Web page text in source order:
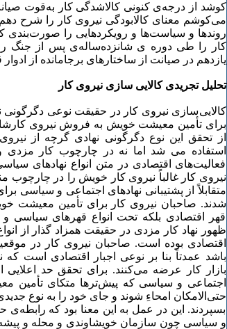
کوشد از درجه‌­ی کنونی کالاشدگی کار به‌­قوت صیانت
می­‌کوشم معنای کالابودگی نیروی کار را شرح
روندها و سیاست‌­ها و رویکردهایی را صورت­‌بندی
کار را طی دوره ­ی شانزده‌­ساله‌­ی پس از جنگ
یازدهم در صیانت از ساختارهای برجامانده از
تحلیل تجریدی کالایی ­سازی نیروی کار
کالایی‌­سازی نیروی کار در حقیقت نوعی دگرگونی
برای تأمین معیشت خویش به فروش نیروی
از تحقق این نوع دگرگونی نهادی گرچه از
استفاده می ­شد اما نه در چارچوب کار مزدی
فعالیت‌­های اقتصادی در متن انواع نهادهای
نیروی کار غالباً نیروی کار خویش را در چارچوب
متقابلاً از پشتیبانی نهادهای اجتماعی و
شدند. صاحبان نیروی کار برای تأمین معیشت
قهر اقتصادی بلکه تحت انواع قهرهای سیاسی و
ظهور نهاد کار مزدی در حقیقت همزاد گذار از
اقتصادی بوده است. صاحبان نیروی کار در
باشد عمدتاً بنا بر نوعی اجبار اقتصادی است
بازار کار عرضه می‌­کنند. برای تحقق حد اعلایی
اجتماعی و سیاسی که پیش‌ترها متکای تأمین
حتی‌­الامکان امحاءِ ­شوند و جای خود را به نوع
بسپردند. این در عمل به این معنا بود که رابطه­‌ی
و سیاسی چون سازمان خویشاوندی و محله و پیشه